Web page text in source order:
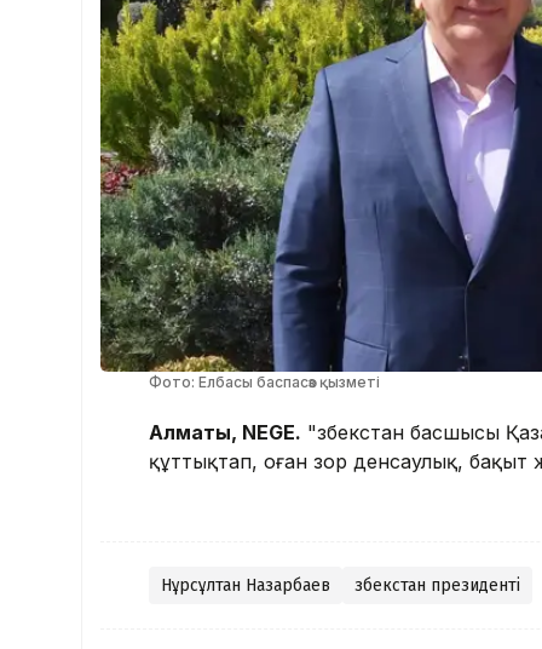
Фото: Елбасы баспасөз қызметі
Алматы, NEGE. "Өзбекстан басшысы
құттықтап, оған зор денсаулық, бақыт
Нұрсұлтан Назарбаев Өзбекстан президенті